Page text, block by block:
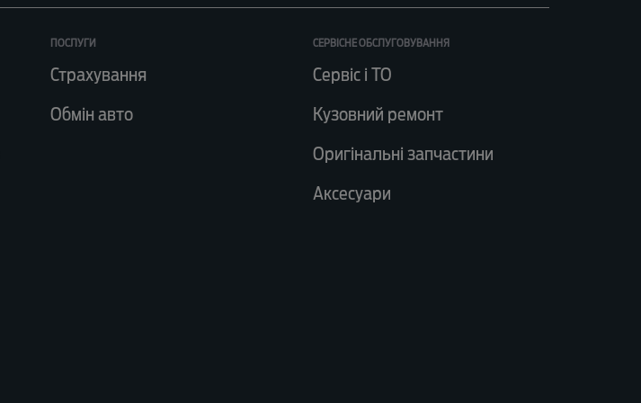
ПОСЛУГИ
Страхування
Обмін авто
СЕРВІСНЕ ОБСЛУГОВУВАННЯ
Сервіс і ТО
Кузовний ремонт
Оригінальні запчастини
Аксесуари